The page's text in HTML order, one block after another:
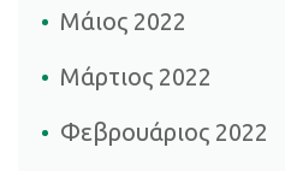
Μάιος 2022
Μάρτιος 2022
Φεβρουάριος 2022